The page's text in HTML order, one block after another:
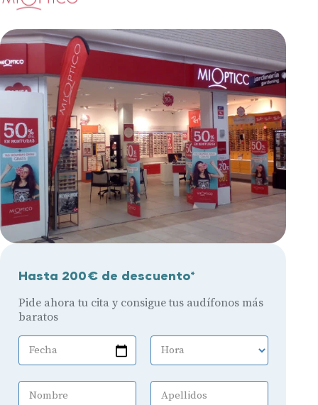
Hasta 200€ de descuento*
Pide ahora tu cita y consigue tus audífonos más
baratos
Fecha Hora
Nombre Apellidos